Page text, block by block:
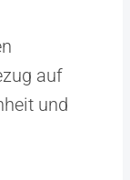
auf
und